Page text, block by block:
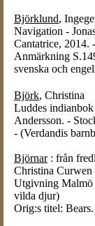
Björklund,
Navigation -
Cantatrice, 2014.
Anmärkning
svenska och
Björk, Christina
Luddes
Andersson. -
- (Verdandis
Björnar: från
Christina
Utgivning
vilda djur)
Orig:s titel: Bears.